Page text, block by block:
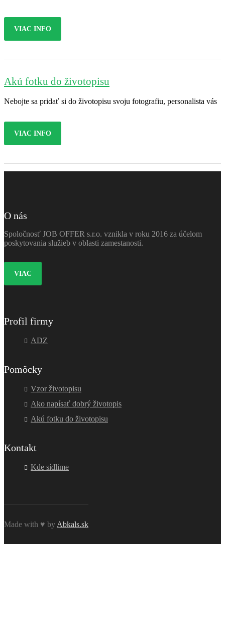
VIAC INFO
Akú fotku do životopisu
Nebojte sa pridať si do životopisu svoju fotografiu, personalista vás
VIAC INFO
O nás
Spoločnosť JOB OFFER s.r.o. vznikla v roku 2016 za účelom
poskytovania služieb v oblasti zamestanosti.
VIAC
Profil firmy
ADZ
Pomôcky
Vzor životopisu
Ako napísať dobrý životopis
Akú fotku do životopisu
Kontakt
Kde sídlime
Made with ♥ by Abkals.sk